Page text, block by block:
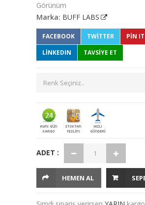
Görünüm
Marka: BUFF LABS
FACEBOOK TWITTER
PIN IT
LINKEDIN
TAVSİYE ET
ADET :
HEMEN AL